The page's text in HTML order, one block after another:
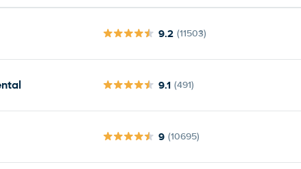
9.2 (11503)
9.1 (491)
9 (10695)